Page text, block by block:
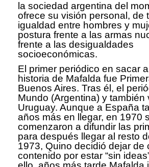
la sociedad argentina del
ofrece su visión personal, de
igualdad entre hombres y
postura frente a las armas
frente a las desigualdades
socioeconómicas.
El primer periódico en sacar
historia de Mafalda fue
Buenos Aires. Tras él, el
Mundo (Argentina) y también
Uruguay. Aunque a España
años más en llegar, en 1970
comenzaron a difundir las
para después llegar al resto
1973, Quino decidió dejar de
contenido por estar “sin